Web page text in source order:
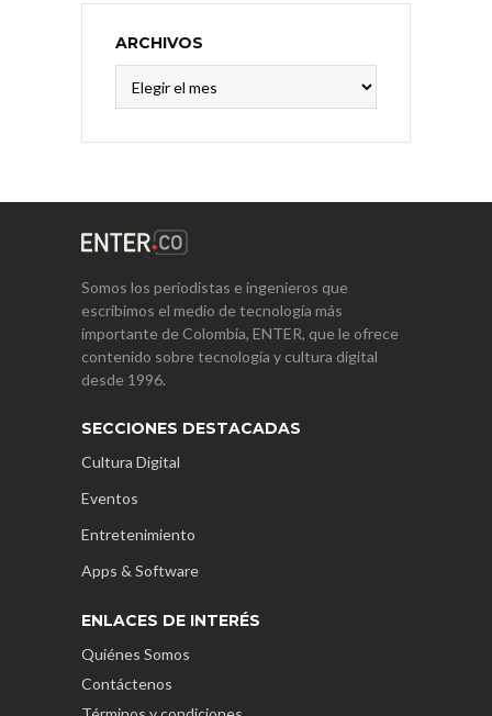
ARCHIVOS
Somos los periodistas e ingenieros que
escribimos el medio de tecnología más
importante de Colombia, ENTER, que le ofrece
contenido sobre tecnología y cultura digital
desde 1996.
SECCIONES DESTACADAS
Cultura Digital
Eventos
Entretenimiento
Apps & Software
ENLACES DE INTERÉS
Quiénes Somos
Contáctenos